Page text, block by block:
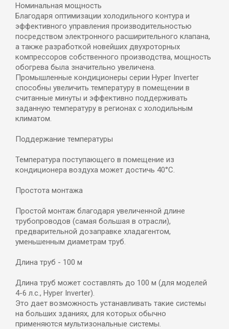
Номинальная мощность
Благодаря оптимизации холодильного контура и
эффективного управления производительностью
посредством электронного расширительного клапана,
а также разработкой новейших двухроторных
компрессоров собственного производства, мощность
обогрева была значительно увеличена.
Промышленные кондиционеры серии Hyper Inverter
способны увеличить температуру в помещении в
считанные минуты и эффективно поддерживать
заданную температуру в регионах с холодильным
климатом.
Поддержание температуры
Температура поступающего в помещение из
кондиционера воздуха может достичь 40°С.
Простота монтажа
Простой монтаж благодаря увеличенной длине
трубопроводов (самая большая в отрасли),
предварительной дозаправке хладагентом,
уменьшенным диаметрам труб.
Длина труб - 100 м
Длина труб может составлять до 100 м (для моделей
4-6 л.с., Hyper Inverter).
Это дает возможность устанавливать такие системы
на больших зданиях, для которых обычно
применяются мультизональные системы.